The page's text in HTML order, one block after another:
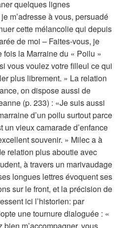
quelques lignes
m’adresse à vous, persuadé
cette mélancolie qui depuis
de moi – Faites-vous, je
fois la Marraine du « Poilu »
vous voulez votre filleul ce qui
plus librement. » La relation
on dispose aussi de
(p. 233) : «Je suis aussi
d’un poilu surtout parce
un vieux camarade d’enfance
souvenir. » Milec a à
relation plus aboutie avec
à travers un marivaudage
longues lettres évoquent ses
sur le front, et la précision de
ici l’historien: par
une tournure dialoguée : «